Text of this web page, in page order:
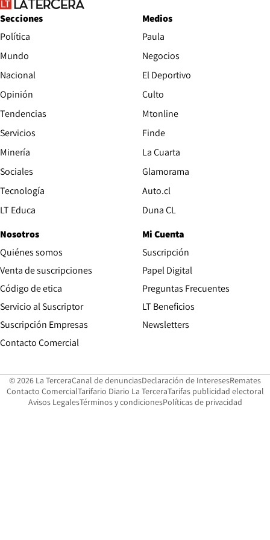
Secciones
Política
Mundo
Nacional
Opinión
Tendencias
Servicios
Minería
Sociales
Tecnología
LT Educa
Medios
Paula
Negocios
El Deportivo
Culto
Mtonline
Finde
La Cuarta
Glamorama
Auto.cl
Duna CL
Nosotros
Quiénes somos
Venta de suscripciones
Código de etica Opens in new window
Servicio al Suscriptor
Suscripción Empresas
Contacto Comercial
Mi Cuenta
Suscripción
Papel Digital
Preguntas Frecuentes
LT Beneficios
Newsletters
© 2026 La TerceraCanal de denunciasOpens in new window
Declaración de InteresesOpens in
Remates
Contacto ComercialOpens in new window
Tarifario Diario La TerceraOpens in new window
Tarifas publicidad electoral
Avisos LegalesOpens in new window
Términos y condicionesPolíticas de privacidad